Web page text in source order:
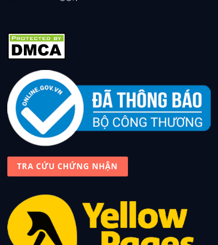
TRA CỨU CHỨNG NHẬN